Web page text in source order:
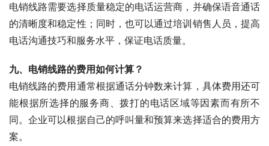
电销线路需要选择质量稳定的电话运营商，并确保语音通话
的清晰度和稳定性；同时，也可以通过培训销售人员，提高
电话沟通技巧和服务水平，保证电话质量。
九、电销线路的费用如何计算？
电销线路的费用通常根据通话分钟数来计算，具体费用还可
能根据所选择的服务商、拨打的电话区域等因素而有所不
同。企业可以根据自己的呼叫量和预算来选择适合的费用方
案。